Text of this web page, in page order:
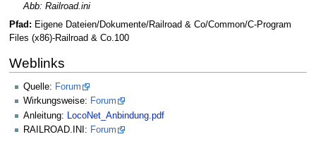
Abb: Railroad.ini
Pfad: Eigene Dateien/Dokumente/Railroad & Co/Common/C-Program
Files (x86)-Railroad & Co.100
Weblinks
Quelle: Forum
Wirkungsweise: Forum
Anleitung:
LocoNet_Anbindung.pdf
RAILROAD.INI: Forum